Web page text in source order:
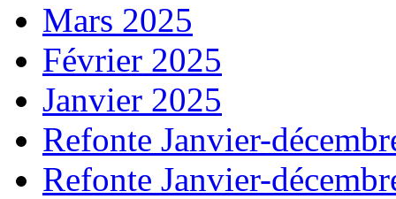
Mars 2025
Février 2025
Janvier 2025
Refonte Janvier-
Refonte Janvier-